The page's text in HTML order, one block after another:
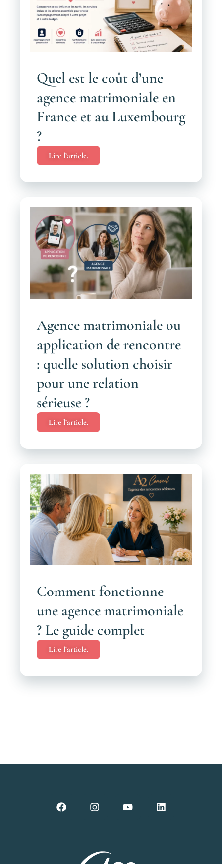
Quel est le coût d’une
agence matrimoniale en
France et au Luxembourg
?
Lire l’article.
Agence matrimoniale ou
application de rencontre
: quelle solution choisir
pour une relation
sérieuse ?
Lire l’article.
Comment fonctionne
une agence matrimoniale
? Le guide complet
Lire l’article.